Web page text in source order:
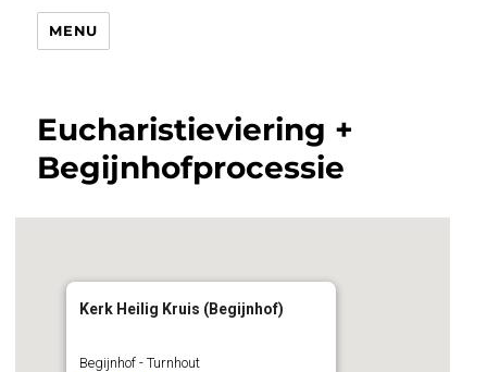
MENU
Eucharistieviering +
Begijnhofprocessie
Kerk Heilig Kruis (Begijnhof)
Begijnhof - Turnhout